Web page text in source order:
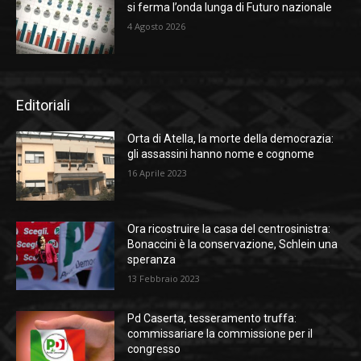
si ferma l’onda lunga di Futuro nazionale
4 Agosto 2026
Editoriali
Orta di Atella, la morte della democrazia:
gli assassini hanno nome e cognome
16 Aprile 2023
Ora ricostruire la casa del centrosinistra:
Bonaccini è la conservazione, Schlein una
speranza
13 Febbraio 2023
Pd Caserta, tesseramento truffa:
commissariare la commissione per il
congresso